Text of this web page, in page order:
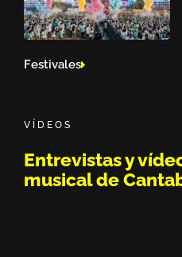
Festivales
VÍDEOS
Entrevistas y
musical de